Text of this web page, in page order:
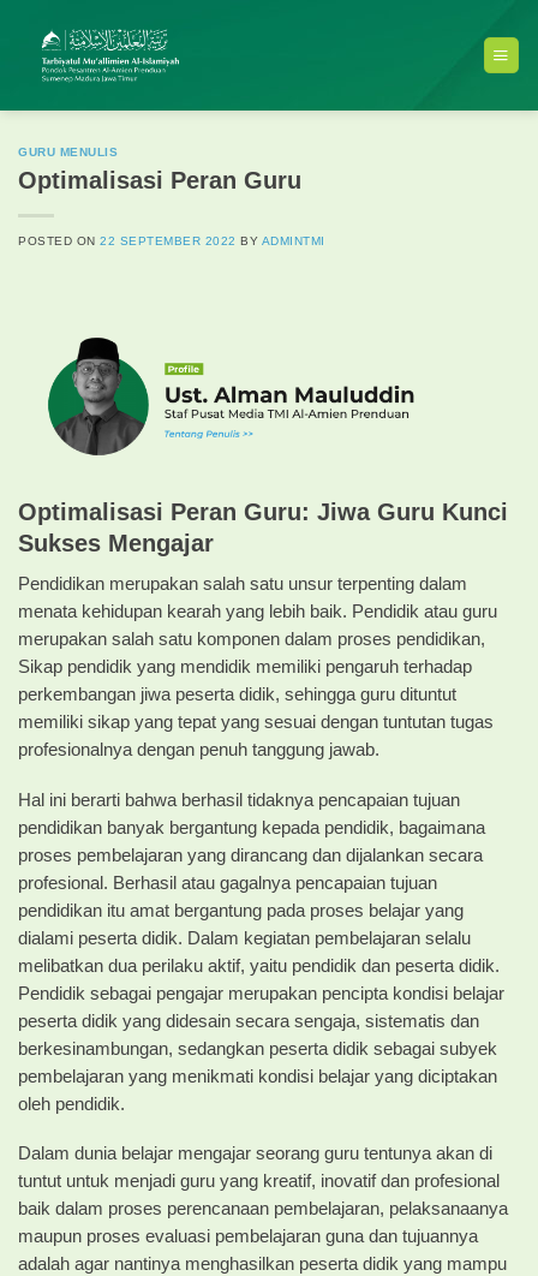
content
GURU MENULIS
Optimalisasi Peran Guru
POSTED ON22 SEPTEMBER 2022 BY ADMINTMI
Optimalisasi Peran Guru: Jiwa Guru Kunci
Sukses Mengajar
Pendidikan merupakan salah satu unsur terpenting dalam
menata kehidupan kearah yang lebih baik. Pendidik atau guru
merupakan salah satu komponen dalam proses pendidikan,
Sikap pendidik yang mendidik memiliki pengaruh terhadap
perkembangan jiwa peserta didik, sehingga guru dituntut
memiliki sikap yang tepat yang sesuai dengan tuntutan tugas
profesionalnya dengan penuh tanggung jawab.
Hal ini berarti bahwa berhasil tidaknya pencapaian tujuan
pendidikan banyak bergantung kepada pendidik, bagaimana
proses pembelajaran yang dirancang dan dijalankan secara
profesional. Berhasil atau gagalnya pencapaian tujuan
pendidikan itu amat bergantung pada proses belajar yang
dialami peserta didik. Dalam kegiatan pembelajaran selalu
melibatkan dua perilaku aktif, yaitu pendidik dan peserta didik.
Pendidik sebagai pengajar merupakan pencipta kondisi belajar
peserta didik yang didesain secara sengaja, sistematis dan
berkesinambungan, sedangkan peserta didik sebagai subyek
pembelajaran yang menikmati kondisi belajar yang diciptakan
oleh pendidik.
Dalam dunia belajar mengajar seorang guru tentunya akan di
tuntut untuk menjadi guru yang kreatif, inovatif dan profesional
baik dalam proses perencanaan pembelajaran, pelaksanaanya
maupun proses evaluasi pembelajaran guna dan tujuannya
adalah agar nantinya menghasilkan peserta didik yang mampu